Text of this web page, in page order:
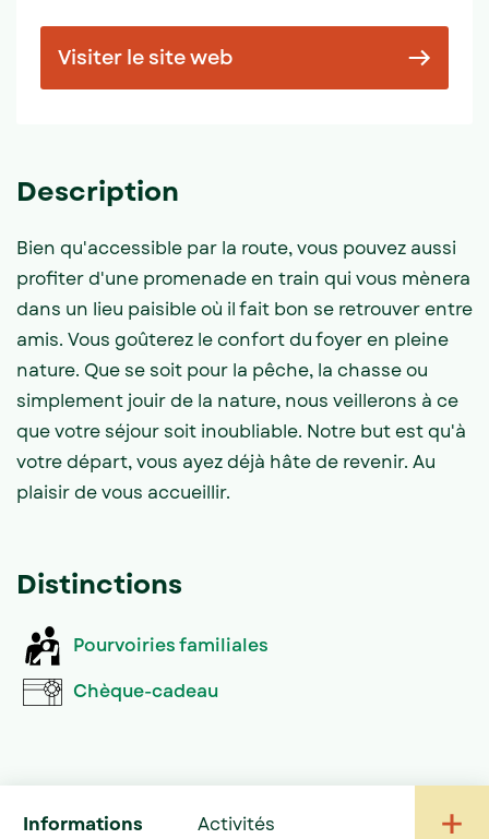
Visiter le site web
Description
Bien qu'accessible par la route, vous pouvez aussi
profiter d'une promenade en train qui vous mènera
dans un lieu paisible où il fait bon se retrouver entre
amis. Vous goûterez le confort du foyer en pleine
nature. Que se soit pour la pêche, la chasse ou
simplement jouir de la nature, nous veillerons à ce
que votre séjour soit inoubliable. Notre but est qu'à
votre départ, vous ayez déjà hâte de revenir. Au
plaisir de vous accueillir.
Distinctions
Pourvoiries familiales
Chèque-cadeau
Informations Activités